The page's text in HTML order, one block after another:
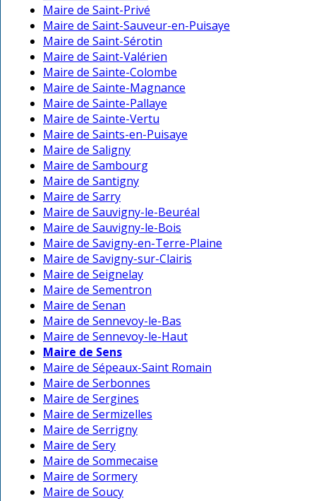
Maire de Saint-Privé
Maire de Saint-Sauveur-en-Puisaye
Maire de Saint-Sérotin
Maire de Saint-Valérien
Maire de Sainte-Colombe
Maire de Sainte-Magnance
Maire de Sainte-Pallaye
Maire de Sainte-Vertu
Maire de Saints-en-Puisaye
Maire de Saligny
Maire de Sambourg
Maire de Santigny
Maire de Sarry
Maire de Sauvigny-le-Beuréal
Maire de Sauvigny-le-Bois
Maire de Savigny-en-Terre-Plaine
Maire de Savigny-sur-Clairis
Maire de Seignelay
Maire de Sementron
Maire de Senan
Maire de Sennevoy-le-Bas
Maire de Sennevoy-le-Haut
Maire de Sens
Maire de Sépeaux-Saint Romain
Maire de Serbonnes
Maire de Sergines
Maire de Sermizelles
Maire de Serrigny
Maire de Sery
Maire de Sommecaise
Maire de Sormery
Maire de Soucy